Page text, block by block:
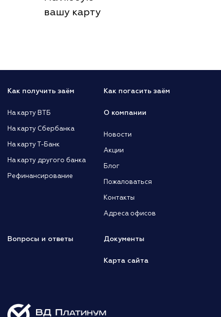
вашу карту
Как получить заём
На карту ВТБ
На карту Сбербанка
На карту Т-Банк
На карту другого банка
Рефинансирование
Как погасить заём
О компании
Новости
Акции
Блог
Пожаловаться
Контакты
Адреса офисов
Вопросы и ответы Документы
Карта сайта